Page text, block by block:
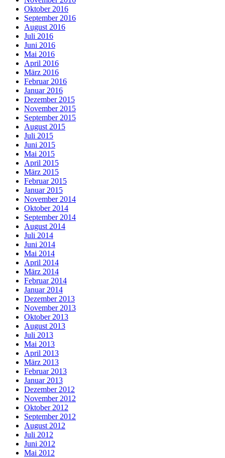
Oktober 2016
September 2016
August 2016
Juli 2016
Juni 2016
Mai 2016
April 2016
März 2016
Februar 2016
Januar 2016
Dezember 2015
November 2015
September 2015
August 2015
Juli 2015
Juni 2015
Mai 2015
April 2015
März 2015
Februar 2015
Januar 2015
November 2014
Oktober 2014
September 2014
August 2014
Juli 2014
Juni 2014
Mai 2014
April 2014
März 2014
Februar 2014
Januar 2014
Dezember 2013
November 2013
Oktober 2013
August 2013
Juli 2013
Mai 2013
April 2013
März 2013
Februar 2013
Januar 2013
Dezember 2012
November 2012
Oktober 2012
September 2012
August 2012
Juli 2012
Juni 2012
Mai 2012